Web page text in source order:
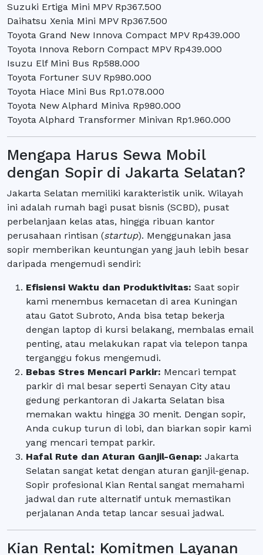
Suzuki Ertiga Mini MPV Rp367.500
Daihatsu Xenia Mini MPV Rp367.500
Toyota Grand New Innova Compact MPV Rp439.000
Toyota Innova Reborn Compact MPV Rp439.000
Isuzu Elf Mini Bus Rp588.000
Toyota Fortuner SUV Rp980.000
Toyota Hiace Mini Bus Rp1.078.000
Toyota New Alphard Miniva Rp980.000
Toyota Alphard Transformer Minivan Rp1.960.000
Mengapa Harus Sewa Mobil
dengan Sopir di Jakarta Selatan?
Jakarta Selatan memiliki karakteristik unik. Wilayah
ini adalah rumah bagi pusat bisnis (SCBD), pusat
perbelanjaan kelas atas, hingga ribuan kantor
perusahaan rintisan (startup). Menggunakan jasa
sopir memberikan keuntungan yang jauh lebih besar
daripada mengemudi sendiri:
Efisiensi Waktu dan Produktivitas: Saat sopir
kami menembus kemacetan di area Kuningan
atau Gatot Subroto, Anda bisa tetap bekerja
dengan laptop di kursi belakang, membalas email
penting, atau melakukan rapat via telepon tanpa
terganggu fokus mengemudi.
Bebas Stres Mencari Parkir: Mencari tempat
parkir di mal besar seperti Senayan City atau
gedung perkantoran di Jakarta Selatan bisa
memakan waktu hingga 30 menit. Dengan sopir,
Anda cukup turun di lobi, dan biarkan sopir kami
yang mencari tempat parkir.
Hafal Rute dan Aturan Ganjil-Genap: Jakarta
Selatan sangat ketat dengan aturan ganjil-genap.
Sopir profesional Kian Rental sangat memahami
jadwal dan rute alternatif untuk memastikan
perjalanan Anda tetap lancar sesuai jadwal.
Kian Rental: Komitmen Layanan